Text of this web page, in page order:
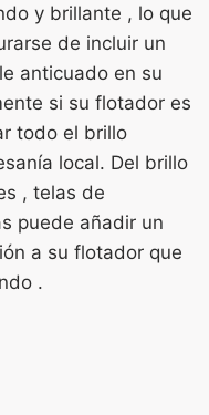
y brillante , lo que
de incluir un
anticuado en su
si su flotador es
todo el brillo
local. Del brillo
, telas de
puede añadir un
a su flotador que
.